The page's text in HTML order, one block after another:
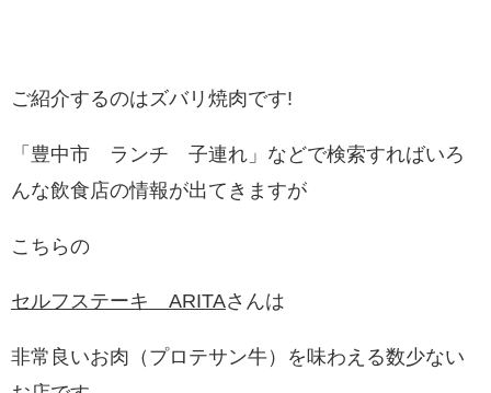
ご紹介するのはズバリ焼肉です!
「豊中市 ランチ 子連れ」などで検索すればいろ
んな飲食店の情報が出てきますが
こちらの
セルフステーキ ARITAさんは
非常良いお肉（プロテサン牛）を味わえる数少ない